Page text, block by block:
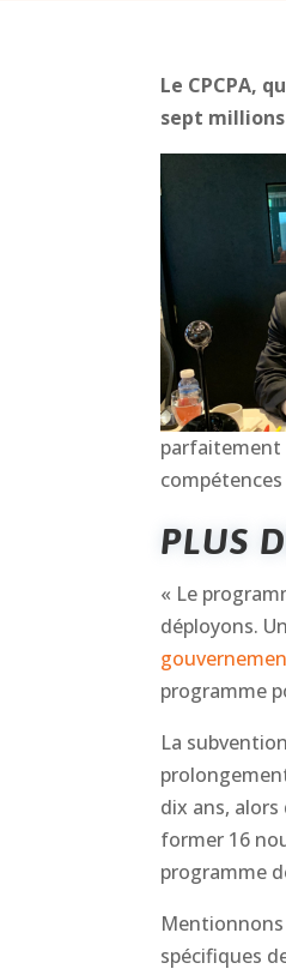
Le CPCPA,
sept
parfaitement
PLUS
« Le
déployons.
programme
La
dix ans,
former 16
programme
spécifiques